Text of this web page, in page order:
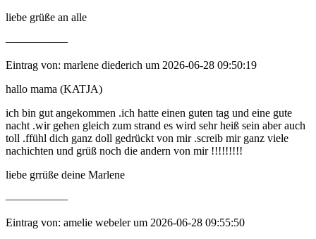
liebe grüße an alle
—————–
Eintrag von: marlene diederich um 2026-06-28 09:50:19
hallo mama (KATJA)
ich bin gut angekommen .ich hatte einen guten tag und eine gute
nacht .wir gehen gleich zum strand es wird sehr heiß sein aber auch
toll .ffühl dich ganz doll gedrückt von mir .screib mir ganz viele
nachichten und grüß noch die andern von mir !!!!!!!!!
liebe grrüße deine Marlene
—————–
Eintrag von: amelie webeler um 2026-06-28 09:55:50